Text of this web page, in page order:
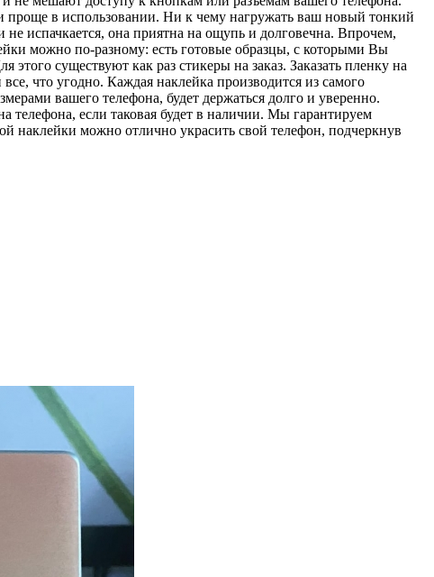
проще в использовании. Ни к чему нагружать ваш новый тонкий
испачкается, она приятна на ощупь и долговечна. Впрочем,
можно по-разному: есть готовые образцы, с которыми Вы
существуют как раз стикеры на заказ. Заказать пленку на
что угодно. Каждая наклейка производится из самого
вашего телефона, будет держаться долго и уверенно.
телефона, если таковая будет в наличии. Мы гарантируем
наклейки можно отлично украсить свой телефон, подчеркнув